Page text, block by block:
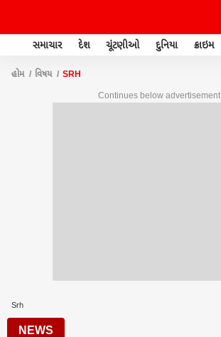
સમાચાર દેશ ચૂંટણીઓ દુનિયા ક્રાઇમ
હોમ વિષય SRH
Continues below advertisement
Srh
NEWS